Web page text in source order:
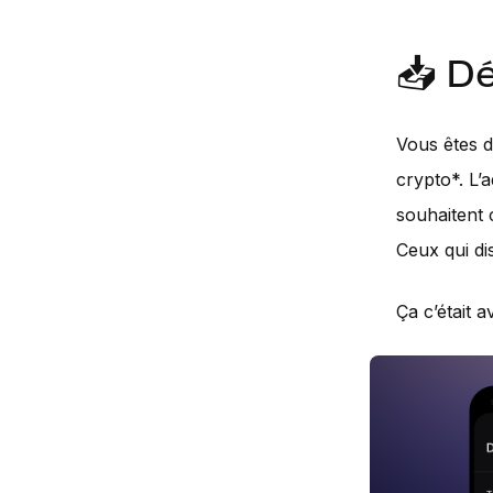
📥
Vous êtes
crypto*.
souhaitent
Ceux qui
Ça c’était